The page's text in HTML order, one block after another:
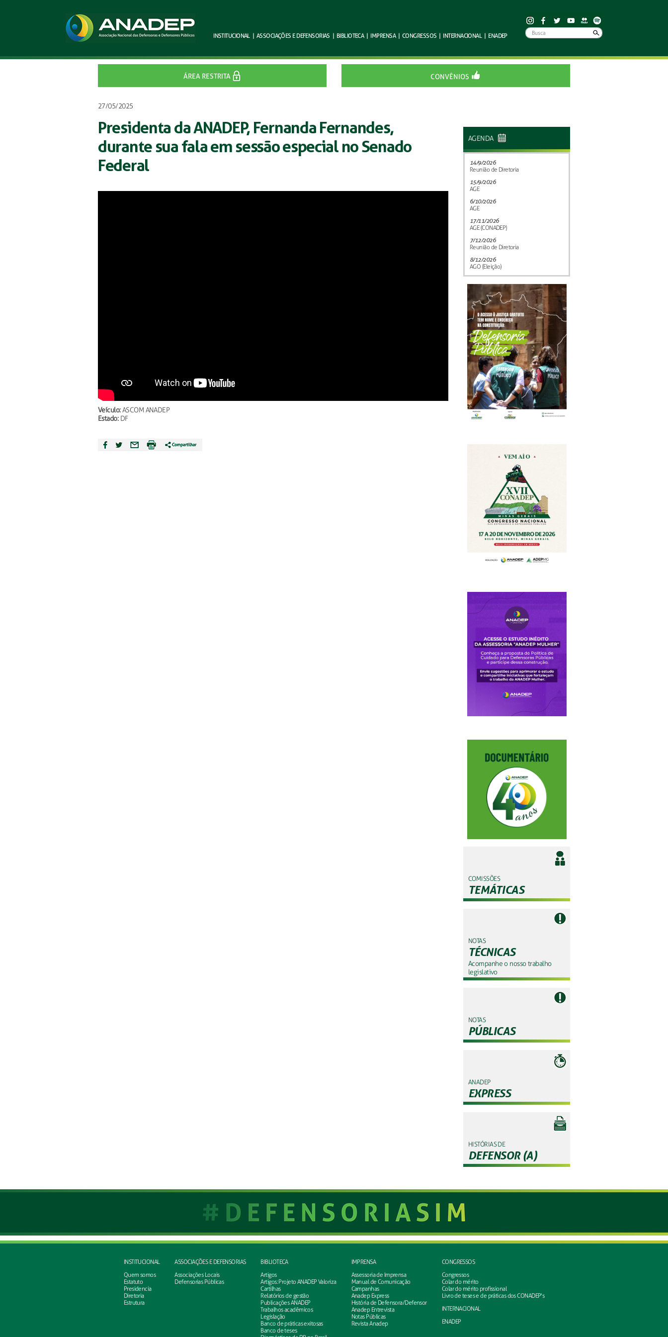
INSTITUCIONAL | ASSOCIAÇÕES EDEFENSORIAS | BIBLIOTECA | IMPRENSA | CONGRESSOS | INTERNACIONAL | ENADEP
ÁREA RESTRITA CONVÊNIOS
27/05/2025
Presidenta da ANADEP, Fernanda Fernandes,
durante sua fala em sessão especial no Senado
Federal
Veículo:ASCOM ANADEP
Estado:DF
AGENDA
14/9/2026
Reunião de Diretoria
15/9/2026
AGE
6/10/2026
AGE
17/11/2026
AGE (CONADEP)
7/12/2026
Reunião de Diretoria
8/12/2026
AGO (Eleição)
COMISSÕES
TEMÁTICAS
NOTAS
TÉCNICAS
Acompanhe o nosso trabalho
legislativo
NOTAS
PÚBLICAS
ANADEP
EXPRESS
HISTÓRIAS DE
DEFENSOR (A)
INSTITUCIONAL
Quem somos
Estatuto
Presidencia
Diretoria
Estrutura
ASSOCIAÇÕES E DEFENSORIAS
Associações Locais
Defensorias Públicas
BIBLIOTECA
Artigos
Artigos: Projeto ANADEP Valoriza
Cartilhas
Relatórios de gestão
Publicações ANADEP
Trabalhos acadêmicos
Legislação
Banco de práticas exitosas
Banco de teses
IMPRENSA
Assessoria de Imprensa
Manual de Comunicação
Campanhas
Anadep Express
História de Defensora/Defensor
Anadep Entrevista
Notas Públicas
Revista Anadep
CONGRESSOS
Congressos
Colar do mérito
Colar do mérito profissional
Livro de teses e de práticas dos CONADEP's
INTERNACIONAL
ENADEP